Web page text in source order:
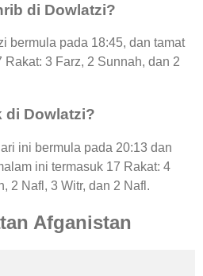
di Dowlatzi?
bermula pada 18:45, dan tamat
Rakat: 3 Farz, 2 Sunnah, dan 2
di Dowlatzi?
ini bermula pada 20:13 dan
ini termasuk 17 Rakat: 4
2 Nafl, 3 Witr, dan 2 Nafl.
Afganistan